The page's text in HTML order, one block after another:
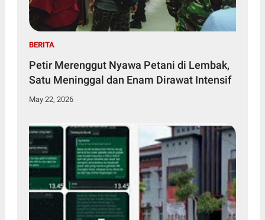
BERITA
Petir Merenggut Nyawa Petani di Lembak,
Satu Meninggal dan Enam Dirawat Intensif
May 22, 2026